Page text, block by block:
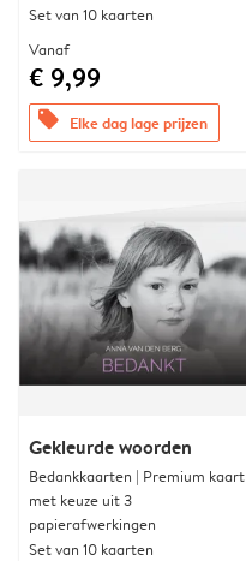
Set van 10 kaarten
Vanaf
€ 9,99
offers Elke dag lage prijzen
Gekleurde woorden
Bedankkaarten | Premium kaart
met keuze uit 3
papierafwerkingen
Set van 10 kaarten